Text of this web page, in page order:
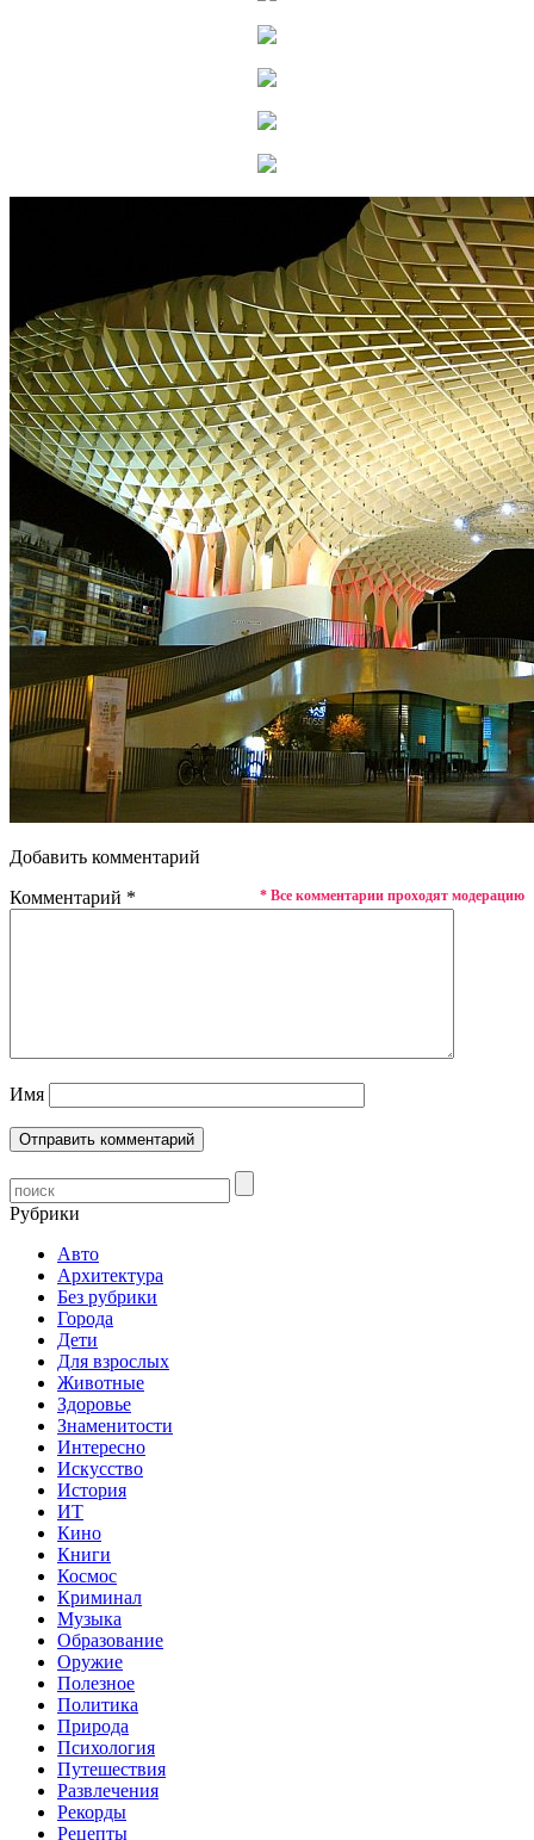
Добавить комментарий
* Все комментарии проходят модерацию
Комментарий *
Имя
Рубрики
Авто
Архитектура
Без рубрики
Города
Дети
Для взрослых
Животные
Здоровье
Знаменитости
Интересно
Искусство
История
ИТ
Кино
Книги
Космос
Криминал
Музыка
Образование
Оружие
Полезное
Политика
Природа
Психология
Путешествия
Развлечения
Рекорды
Рецепты